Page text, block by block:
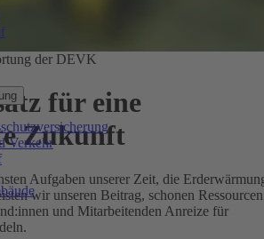
Verkehr
der DEVK
für eine
Zukunft
Aufgaben unserer Zeit, die
wir unseren Beitrag, schonen Ressourcen
und Mitarbeitenden Anreize für